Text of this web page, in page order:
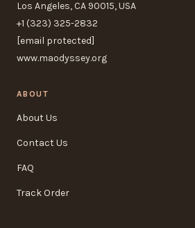
Los Angeles, CA 90015, USA
+1 (323) 325-2832
[email protected]
www.maodyssey.org
ABOUT
About Us
Contact Us
FAQ
Track Order